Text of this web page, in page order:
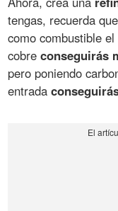
tengas, recuerda
como combustible
cobreconseguirás
pero poniendo
entrada